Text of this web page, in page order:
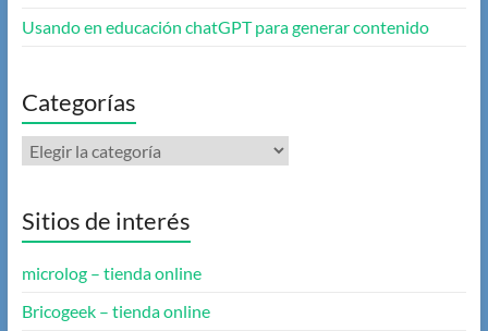
Usando en educación chatGPT para generar contenido
Categorías
Categorías
Sitios de interés
microlog – tienda online
Bricogeek – tienda online